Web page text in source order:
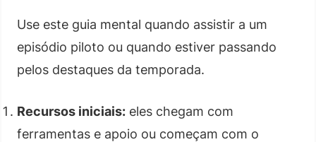
Use este guia mental quando assistir a um
episódio piloto ou quando estiver passando
pelos destaques da temporada.
Recursos iniciais: eles chegam com
ferramentas e apoio ou começam com o